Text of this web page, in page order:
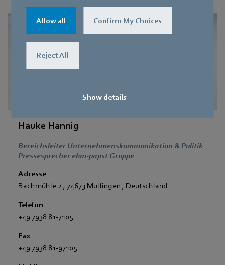
Allow all Confirm My Choices
Reject All
Show details
Hauke Hannig
Bereichsleiter Unternehmenskommunikation & Politik
Pressesprecher ebm-papst Gruppe
Adresse
Bachmühle 2 , 74673 Mulfingen , Deutschland
Telefon
+49 7938 81-7105
Fax
+49 7938 81-97105